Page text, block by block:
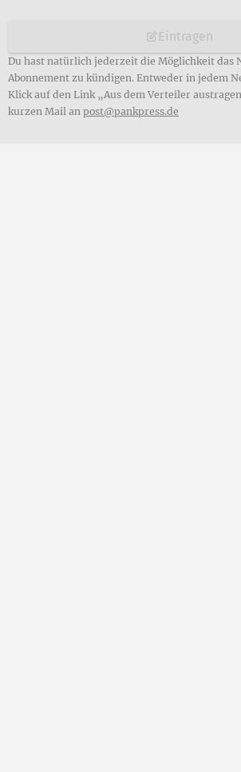
Eintragen
Du hast natürlich jederzeit die Möglichkeit das
Abonnement zu kündigen. Entweder in jedem
Klick auf den Link „Aus dem Verteiler
kurzen Mail an post@pankpress.de